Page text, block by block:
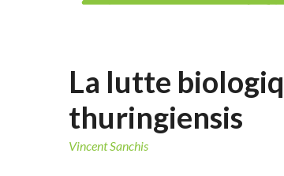
La lutte
thuringiensis
Vincent Sanchis